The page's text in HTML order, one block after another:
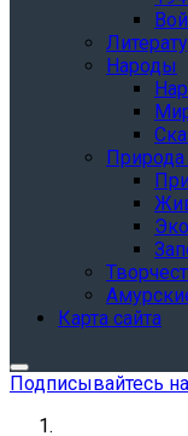
Народы
Природа
Карта сайта
Подписывайтесь